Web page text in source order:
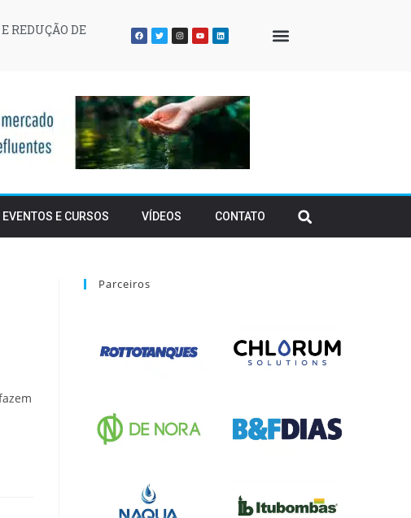
REDUÇÃO DE
EVENTOS E CURSOS VÍDEOS CONTATO
Parceiros